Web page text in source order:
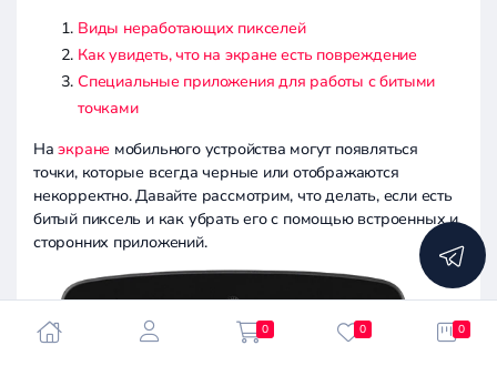
Виды неработающих пикселей
Как увидеть, что на экране есть повреждение
Специальные приложения для работы с битыми
точками
Наэкране мобильного устройства могут появляться
точки, которые всегда черные или отображаются
некорректно. Давайте рассмотрим, что делать, если есть
битый пиксель и как убрать его с помощью встроенных и
сторонних приложений.
0 0 0